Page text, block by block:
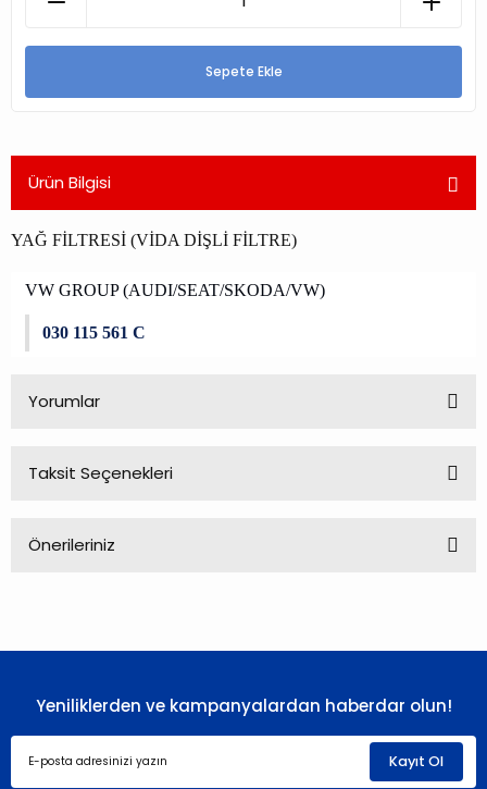
Sepete Ekle
Ürün Bilgisi
YAĞ FİLTRESİ (VİDA DİŞLİ FİLTRE)
VW GROUP (AUDI/SEAT/SKODA/VW)
030 115 561 C
Yorumlar
Taksit Seçenekleri
Önerileriniz
Ürün resmi kalitesiz, bozuk veya görüntülenemiyor.
Yeniliklerden ve kampanyalardan haberdar olun!
Kayıt Ol